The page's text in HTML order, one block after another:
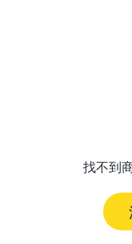
找不到